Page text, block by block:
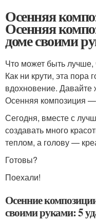
Осенняя
Осенняя
доме своими
Что может быть лучше,
Как ни крути, эта пора
вдохновение. Давайте
Осенняя композиция —
Сегодня, вместе с
создавать много
теплом, а голову —
Готовы?
Поехали!
Осенние
своими руками: 5